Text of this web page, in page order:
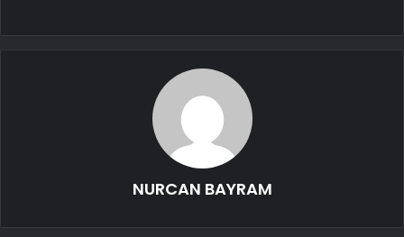
NURCAN BAYRAM